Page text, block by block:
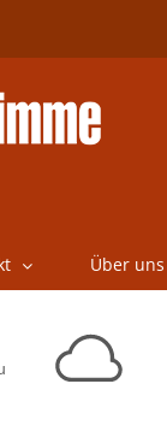
Über uns